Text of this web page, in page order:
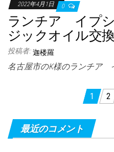
2022年4月1日 0
ランチア イプ
ジックオイル交換
投稿者: 迦楼羅
名古屋市のK様のランチア
稿
の
1 2
最近のコメント